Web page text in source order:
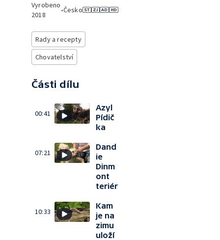
Vyrobeno
2018
•Česko
Rady a recepty
Chovatelství
Části dílu
00:41
Azyl
Pídič
ka
07:21
Dand
ie
Dinm
ont
teriér
10:33
Kam
je na
zimu
uloží